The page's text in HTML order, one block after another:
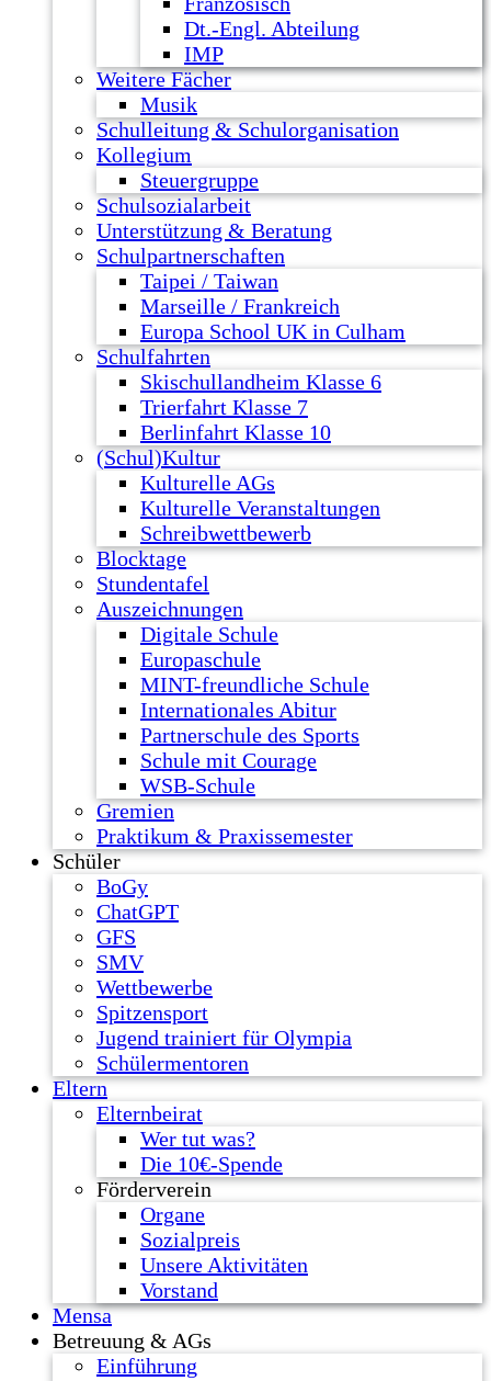
Dt.-Engl. Abteilung
IMP
Weitere Fächer
Musik
Schulleitung & Schulorganisation
Kollegium
Steuergruppe
Schulsozialarbeit
Unterstützung & Beratung
Schulpartnerschaften
Taipei / Taiwan
Marseille / Frankreich
Europa School UK in Culham
Schulfahrten
Skischullandheim Klasse 6
Trierfahrt Klasse 7
Berlinfahrt Klasse 10
(Schul)Kultur
Kulturelle AGs
Kulturelle Veranstaltungen
Schreibwettbewerb
Blocktage
Stundentafel
Auszeichnungen
Digitale Schule
Europaschule
MINT-freundliche Schule
Internationales Abitur
Partnerschule des Sports
Schule mit Courage
WSB-Schule
Gremien
Praktikum & Praxissemester
Schüler
BoGy
ChatGPT
GFS
SMV
Wettbewerbe
Spitzensport
Jugend trainiert für Olympia
Schülermentoren
Eltern
Elternbeirat
Wer tut was?
Die 10€-Spende
Förderverein
Organe
Sozialpreis
Unsere Aktivitäten
Vorstand
Mensa
Betreuung & AGs
Einführung